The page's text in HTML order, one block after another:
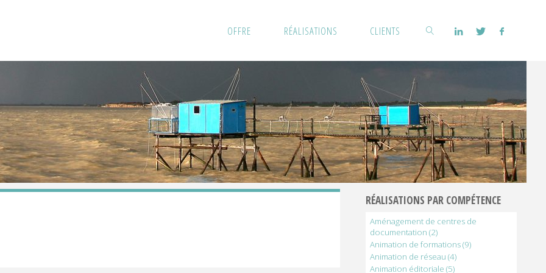
content
OFFRE RÉALISATIONS CLIENTS Rechercher
RÉALISATIONS PAR COMPÉTENCE
Aménagement de centres de
documentation (2)
Animation de formations(9)
Animation de réseau (4)
Animation éditoriale (5)